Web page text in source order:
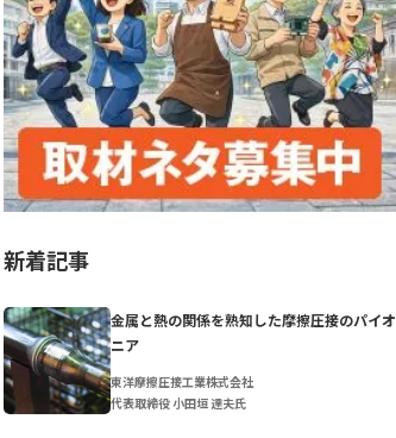
新着記事
金属と熱の関係を熟知した摩擦圧接のパイオ
ニア
東洋摩擦圧接工業株式会社
代表取締役 小田垣 達夫氏